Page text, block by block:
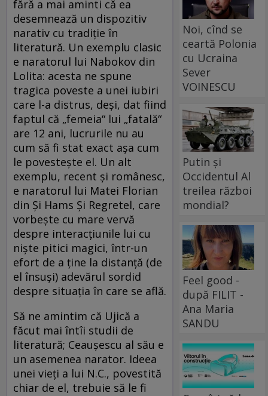
fără a mai aminti că ea
desemnează un dispozitiv
narativ cu tradiţie în
literatură. Un exemplu clasic
e naratorul lui Nabokov din
Lolita: acesta ne spune
tragica poveste a unei iubiri
care l-a distrus, deşi, dat fiind
faptul că „femeia“ lui „fatală“
are 12 ani, lucrurile nu au
cum să fi stat exact aşa cum
le povesteşte el. Un alt
exemplu, recent şi românesc,
e naratorul lui Matei Florian
din Şi Hams Şi Regretel, care
vorbeşte cu mare vervă
despre interacţiunile lui cu
nişte pitici magici, într-un
efort de a ţine la distanţă (de
el însuşi) adevărul sordid
despre situaţia în care se află.
Să ne amintim că Ujică a
făcut mai întîi studii de
literatură; Ceauşescu al său e
un asemenea narator. Ideea
unei vieţi a lui N.C., povestită
chiar de el, trebuie să le fi
Noi, cînd se
ceartă Polonia
cu Ucraina
Sever
VOINESCU
Putin și
Occidentul Al
treilea război
mondial?
Feel good -
după FILIT -
Ana Maria
SANDU